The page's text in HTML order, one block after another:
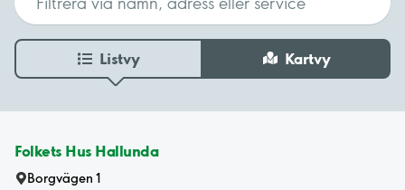
Listvy Kartvy
Folkets Hus Hallunda
Borgvägen 1